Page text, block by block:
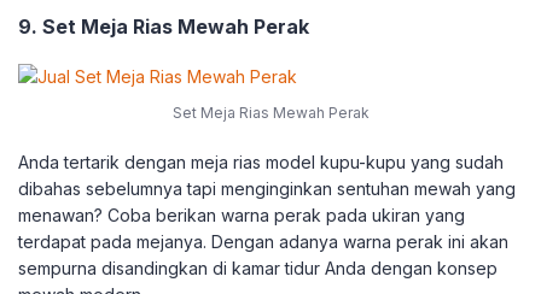
9. Set Meja Rias Mewah Perak
Set Meja Rias Mewah Perak
Anda tertarik dengan meja rias model kupu-kupu yang sudah
dibahas sebelumnya tapi menginginkan sentuhan mewah yang
menawan? Coba berikan warna perak pada ukiran yang
terdapat pada mejanya. Dengan adanya warna perak ini akan
sempurna disandingkan di kamar tidur Anda dengan konsep